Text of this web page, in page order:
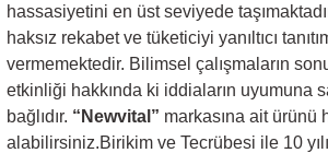
hassasiyetini en üst seviyede
haksız rekabet ve tüketiciyi yanıltıcı
vermemektedir. Bilimsel çalışmaların
etkinliği hakkında ki iddiaların uyumuna
bağlıdır. “Newvital” markasına ait ürünü
alabilirsiniz.Birikim ve Tecrübesi ile 10